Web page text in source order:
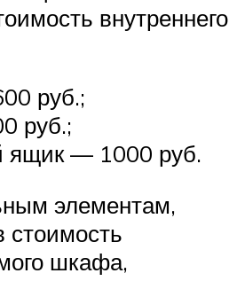
внутреннего
руб.;
руб.;
ящик — 1000 руб.
элементам,
шкафа,